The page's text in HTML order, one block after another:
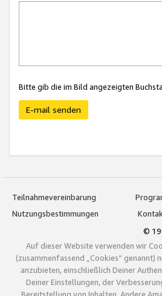
Bitte gib die im Bild angezeigten
E-mail senden
Teilnahmevereinbarung
Nutzungsbestimmungen
©
Auf dieser Website verwenden wir
(zusammenfassend „Cookies“ genannt)
anzubieten, einschließlich Deiner
Deiner Einstellungen, der